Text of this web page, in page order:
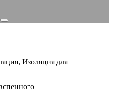
,Изоляция для